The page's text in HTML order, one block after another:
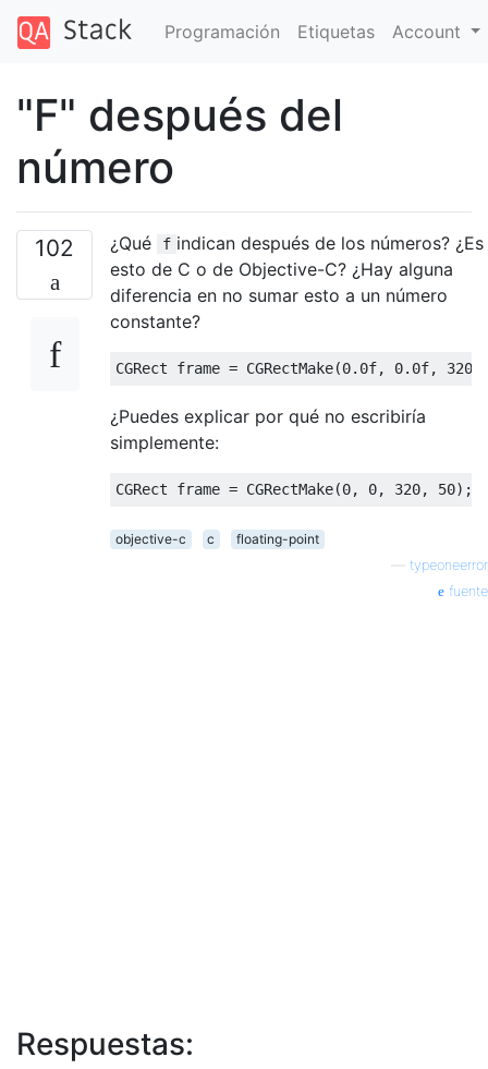
Programación Etiquetas Account
"F" después del
número
102 ¿Qué f indican después de los números? ¿Es
esto de C o de Objective-C? ¿Hay alguna
diferencia en no sumar esto a un número
constante?
CGRect frame = CGRectMake(0.0f, 0.0f,
¿Puedes explicar por qué no escribiría
simplemente:
CGRect frame = CGRectMake(0, 0, 320, 50);
objective-c c
floating-point
typeoneerror
fuente
Respuestas: